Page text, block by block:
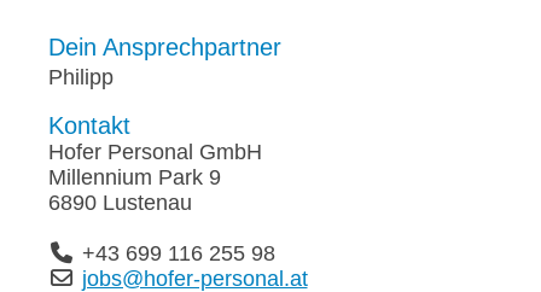
Dein Ansprechpartner
Philipp
Kontakt
Hofer Personal GmbH
Millennium Park 9
6890 Lustenau
+43 699 116 255 98
jobs@hofer-personal.at